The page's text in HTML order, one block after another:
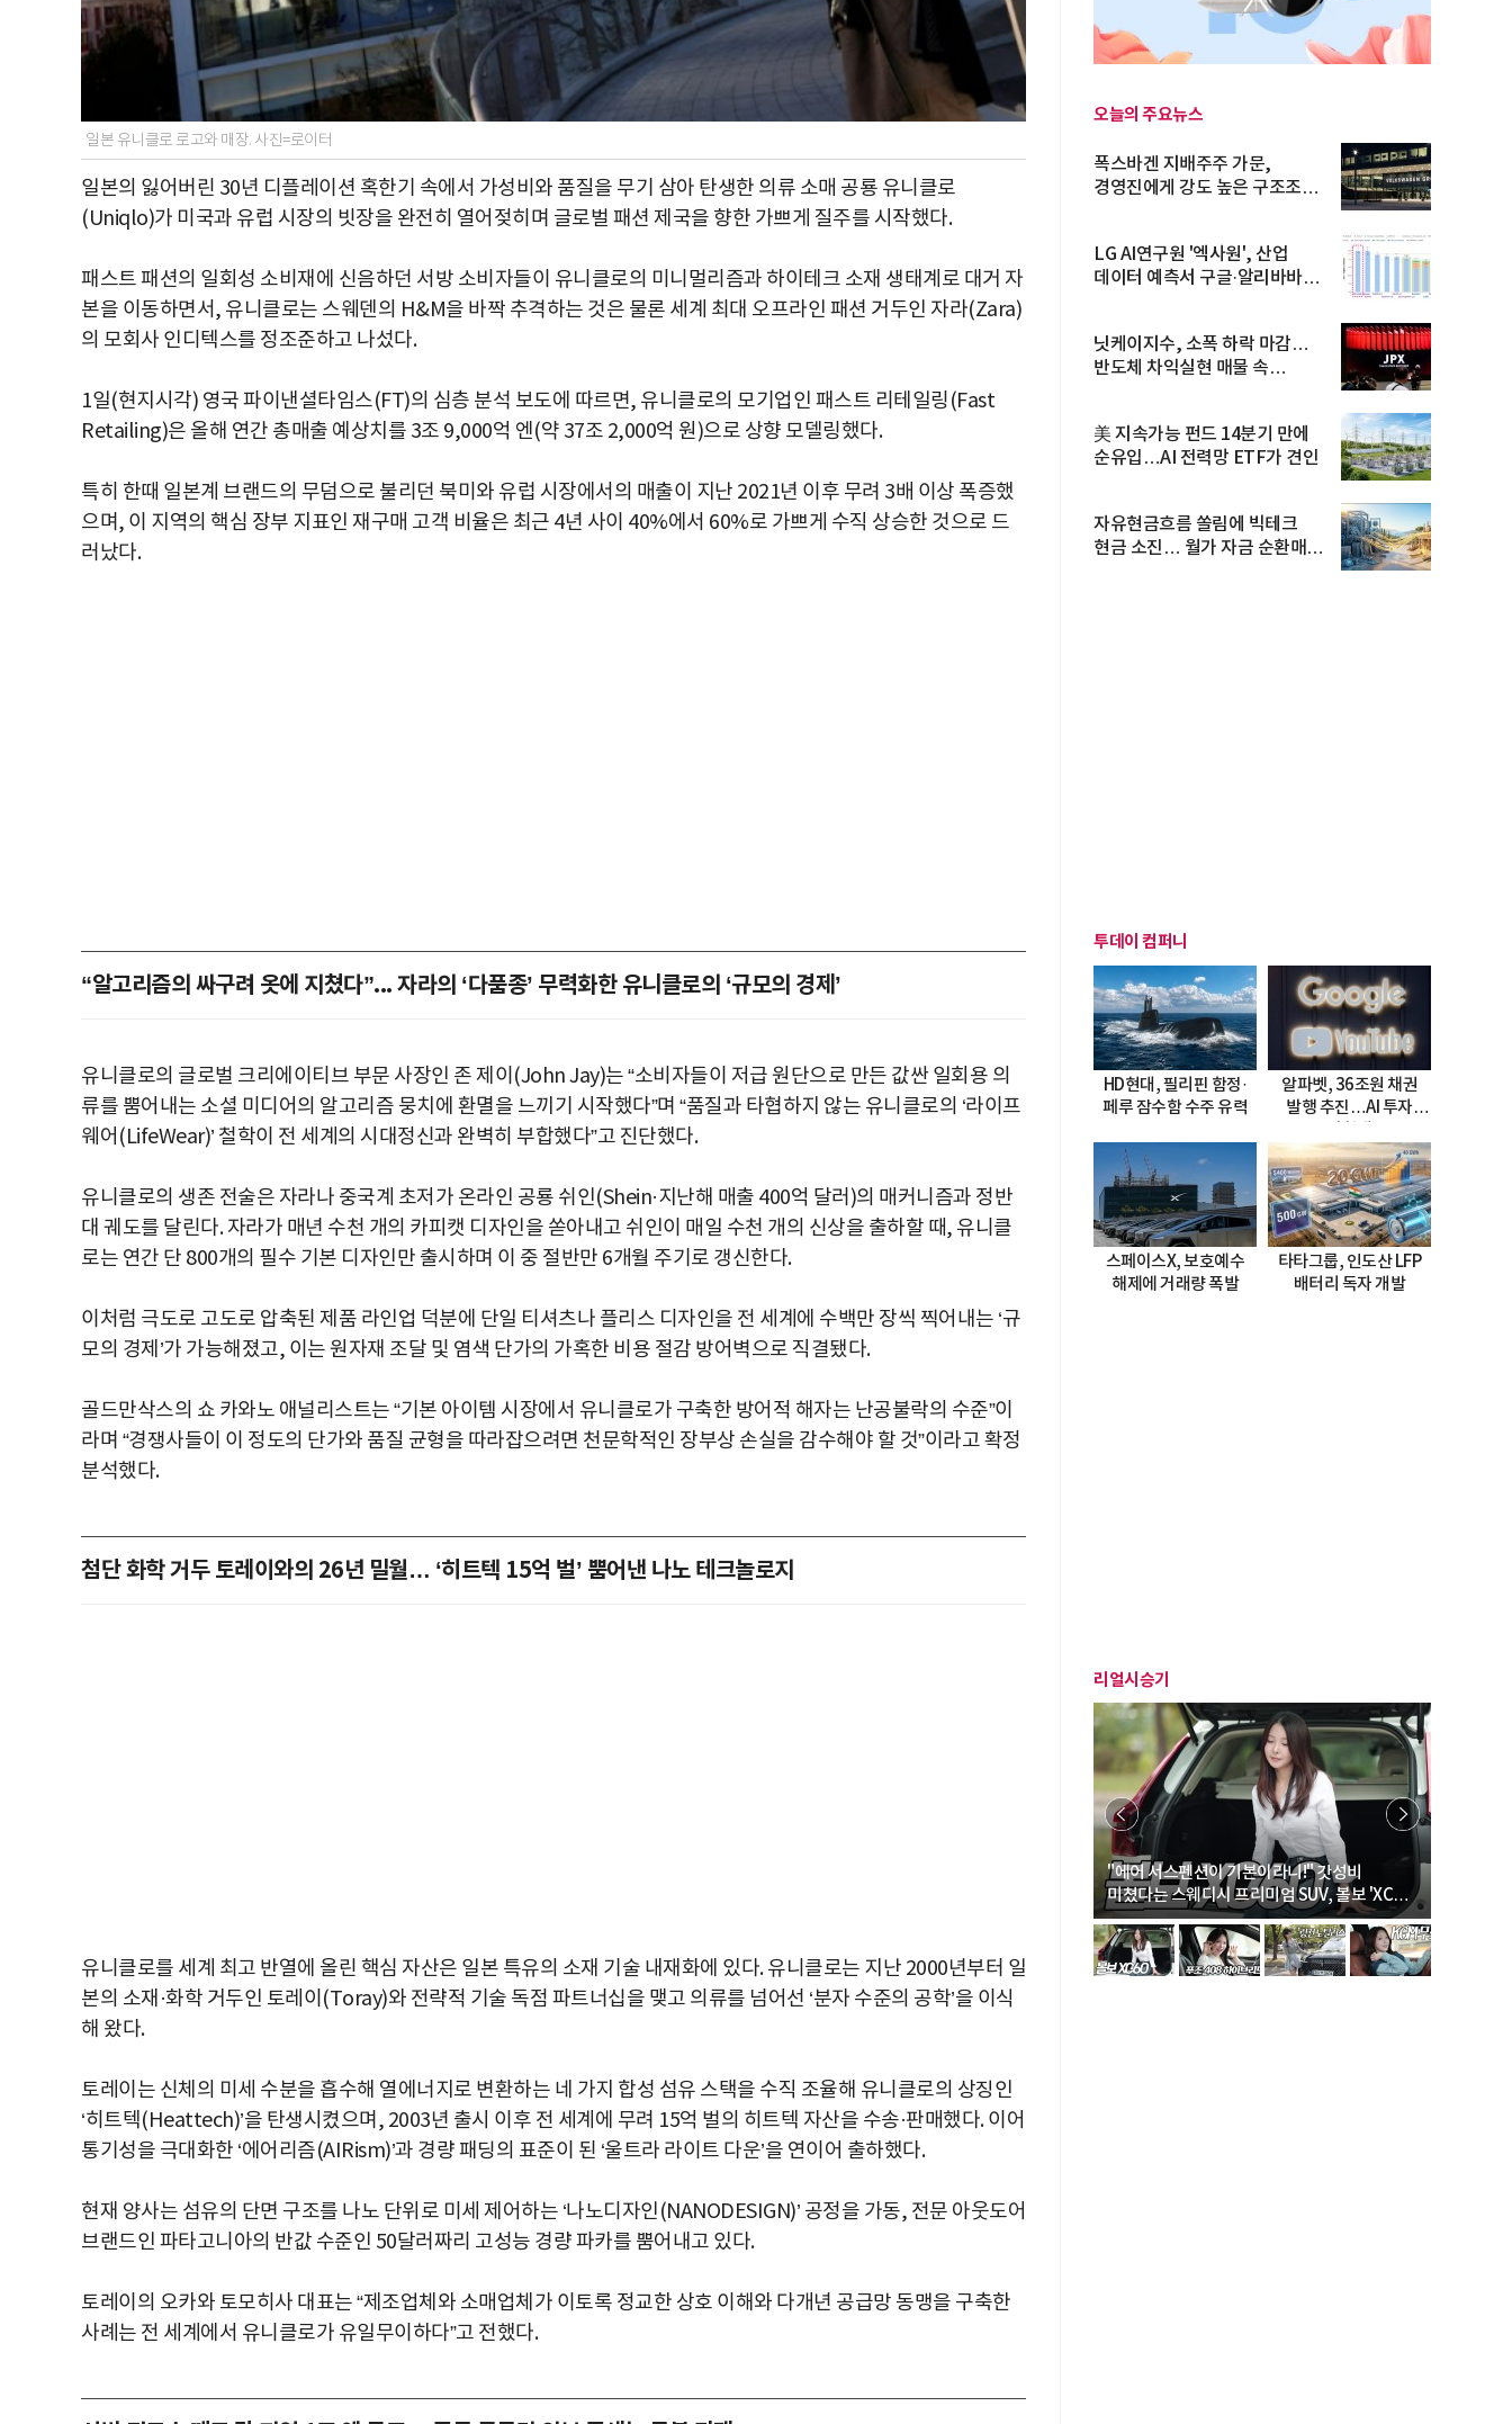
일본 유니클로 로고와 매장. 사진=로이터
일본의 잃어버린 30년 디플레이션 혹한기 속에서 가성비와 품질을 무기 삼아 탄생한 의류 소매 공룡 유니클로
(Uniqlo)가 미국과 유럽 시장의 빗장을 완전히 열어젖히며 글로벌 패션 제국을 향한 가쁘게 질주를 시작했다.
패스트 패션의 일회성 소비재에 신음하던 서방 소비자들이 유니클로의 미니멀리즘과 하이테크 소재 생태계로 대거 자
본을 이동하면서, 유니클로는 스웨덴의 H&M을 바짝 추격하는 것은 물론 세계 최대 오프라인 패션 거두인 자라(Zara)
의 모회사 인디텍스를 정조준하고 나섰다.
1일(현지시각) 영국 파이낸셜타임스(FT)의 심층 분석 보도에 따르면, 유니클로의 모기업인 패스트 리테일링(Fast
Retailing)은 올해 연간 총매출 예상치를 3조 9,000억 엔(약 37조 2,000억 원)으로 상향 모델링했다.
특히 한때 일본계 브랜드의 무덤으로 불리던 북미와 유럽 시장에서의 매출이 지난 2021년 이후 무려 3배 이상 폭증했
으며, 이 지역의 핵심 장부 지표인 재구매 고객 비율은 최근 4년 사이 40%에서 60%로 가쁘게 수직 상승한 것으로 드
러났다.
“알고리즘의 싸구려 옷에 지쳤다”... 자라의 ‘다품종’ 무력화한 유니클로의 ‘규모의 경제’
유니클로의 글로벌 크리에이티브 부문 사장인 존 제이(John Jay)는 “소비자들이 저급 원단으로 만든 값싼 일회용 의
류를 뿜어내는 소셜 미디어의 알고리즘 뭉치에 환멸을 느끼기 시작했다”며 “품질과 타협하지 않는 유니클로의 ‘라이프
웨어(LifeWear)’ 철학이 전 세계의 시대정신과 완벽히 부합했다”고 진단했다.
유니클로의 생존 전술은 자라나 중국계 초저가 온라인 공룡 쉬인(Shein·지난해 매출 400억 달러)의 매커니즘과 정반
대 궤도를 달린다. 자라가 매년 수천 개의 카피캣 디자인을 쏟아내고 쉬인이 매일 수천 개의 신상을 출하할 때, 유니클
로는 연간 단 800개의 필수 기본 디자인만 출시하며 이 중 절반만 6개월 주기로 갱신한다.
이처럼 극도로 고도로 압축된 제품 라인업 덕분에 단일 티셔츠나 플리스 디자인을 전 세계에 수백만 장씩 찍어내는 ‘규
모의 경제’가 가능해졌고, 이는 원자재 조달 및 염색 단가의 가혹한 비용 절감 방어벽으로 직결됐다.
골드만삭스의 쇼 카와노 애널리스트는 “기본 아이템 시장에서 유니클로가 구축한 방어적 해자는 난공불락의 수준”이
라며 “경쟁사들이 이 정도의 단가와 품질 균형을 따라잡으려면 천문학적인 장부상 손실을 감수해야 할 것”이라고 확정
분석했다.
첨단 화학 거두 토레이와의 26년 밀월… ‘히트텍 15억 벌’ 뿜어낸 나노 테크놀로지
유니클로를 세계 최고 반열에 올린 핵심 자산은 일본 특유의 소재 기술 내재화에 있다. 유니클로는 지난 2000년부터 일
본의 소재·화학 거두인 토레이(Toray)와 전략적 기술 독점 파트너십을 맺고 의류를 넘어선 ‘분자 수준의 공학’을 이식
해 왔다.
토레이는 신체의 미세 수분을 흡수해 열에너지로 변환하는 네 가지 합성 섬유 스택을 수직 조율해 유니클로의 상징인
‘히트텍(Heattech)’을 탄생시켰으며, 2003년 출시 이후 전 세계에 무려 15억 벌의 히트텍 자산을 수송·판매했다. 이어
통기성을 극대화한 ‘에어리즘(AIRism)’과 경량 패딩의 표준이 된 ‘울트라 라이트 다운’을 연이어 출하했다.
현재 양사는 섬유의 단면 구조를 나노 단위로 미세 제어하는 ‘나노디자인(NANODESIGN)’ 공정을 가동, 전문 아웃도어
브랜드인 파타고니아의 반값 수준인 50달러짜리 고성능 경량 파카를 뿜어내고 있다.
토레이의 오카와 토모히사 대표는 “제조업체와 소매업체가 이토록 정교한 상호 이해와 다개년 공급망 동맹을 구축한
사례는 전 세계에서 유니클로가 유일무이하다”고 전했다.
오늘의 주요뉴스
폭스바겐 지배주주 가문,
경영진에게 강도 높은 구조조정
LG AI연구원 '엑사원', 산업
데이터 예측서 구글·알리바바
닛케이지수, 소폭 하락 마감…
반도체 차익실현 매물 속
美 지속가능 펀드 14분기 만에
순유입…AI 전력망 ETF가 견인
자유현금흐름 쏠림에 빅테크
현금 소진… 월가 자금 순환매
투데이 컴퍼니
HD현대, 필리핀 함정·
페루 잠수함 수주 유력
알파벳, 36조원 채권
발행 추진…AI 투자
스페이스X, 보호예수
해제에 거래량 폭발
타타그룹, 인도산 LFP
배터리 독자 개발
리얼시승기
"에어 서스펜션이 기본이라니!" 갓성비
미쳤다는 스웨디시 프리미엄 SUV, 볼보 'XC60
B5 울트라'